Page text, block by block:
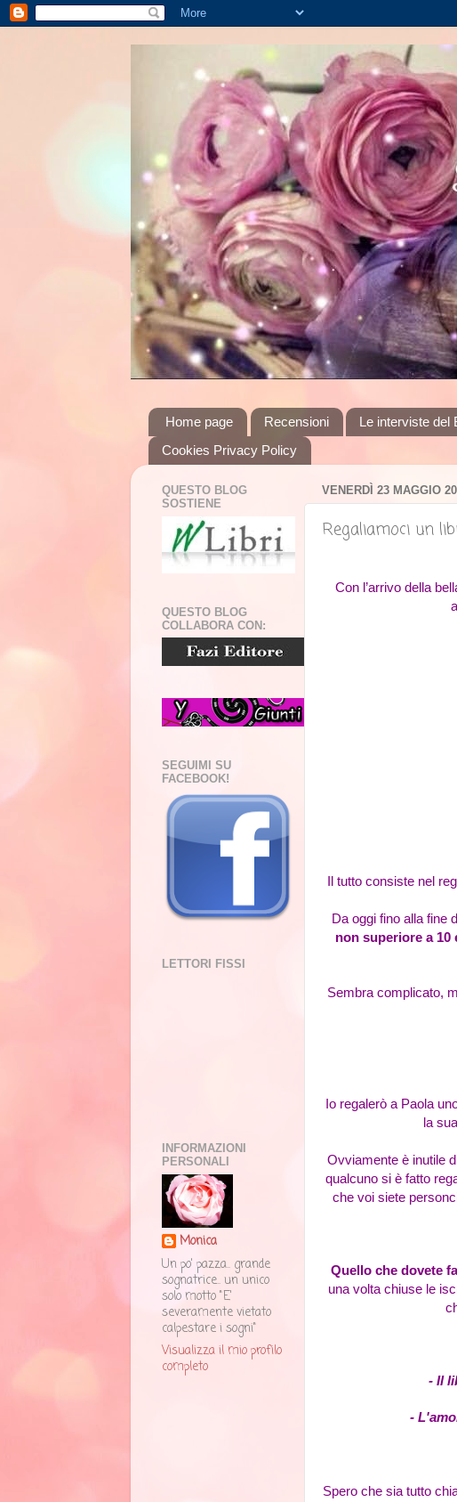
Home page Recensioni Le interviste del
Cookies Privacy Policy
VENERDÌ 23 MAGGIO
Regaliamoci un
Con l’arrivo della
Il tutto consiste nel
Da oggi fino alla fine
non superiore a 10
Sembra complicato,
Io regalerò a Paola
la
Ovviamente è inutile
qualcuno si è fatto
che voi siete
Quello che dovete
una volta chiuse le
- Il
-
Spero che sia tutto
QUESTO BLOG
SOSTIENE
QUESTO BLOG
COLLABORA CON:
SEGUIMI SU
FACEBOOK!
LETTORI FISSI
INFORMAZIONI
PERSONALI
Monica
Un po' pazza.. grande
sognatrice.. un unico
solo motto "E'
severamente vietato
calpestare i sogni"
Visualizza il mio profilo
completo